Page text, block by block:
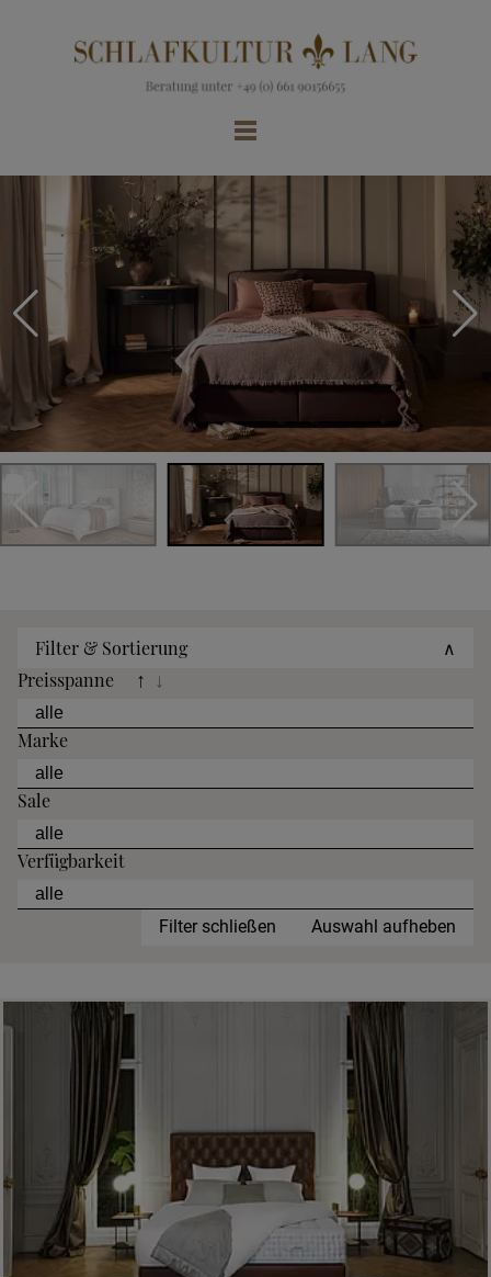
Filter & Sortierung
∧
Preisspanne
↑ ↓
Marke
Sale
Verfügbarkeit
Filter schließen Auswahl aufheben